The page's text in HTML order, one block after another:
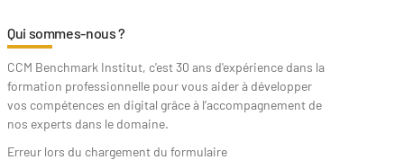
Qui sommes-nous ?
CCM Benchmark Institut, c'est 30 ans d'expérience dans la
formation professionnelle pour vous aider à développer
vos compétences en digital grâce à l’accompagnement de
nos experts dans le domaine.
Erreur lors du chargement du formulaire